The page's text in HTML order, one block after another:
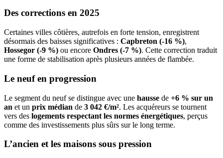
Des corrections en 2025
Certaines villes côtières, autrefois en forte tension, enregistrent
désormais des baisses significatives : Capbreton (-16 %),
Hossegor (-9 %) ou encore Ondres (-7 %). Cette correction traduit
une forme de stabilisation après plusieurs années de flambée.
Le neuf en progression
Le segment du neuf se distingue avec une hausse de +6 % sur un
an et un prix médian de 3 042 €/m². Les acquéreurs se tournent
vers des logements respectant les normes énergétiques, perçus
comme des investissements plus sûrs sur le long terme.
L’ancien et les maisons sous pression